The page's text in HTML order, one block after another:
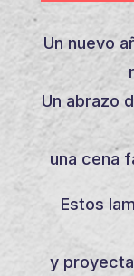
Un nuevo
Un abrazo
una cena
Estos
y